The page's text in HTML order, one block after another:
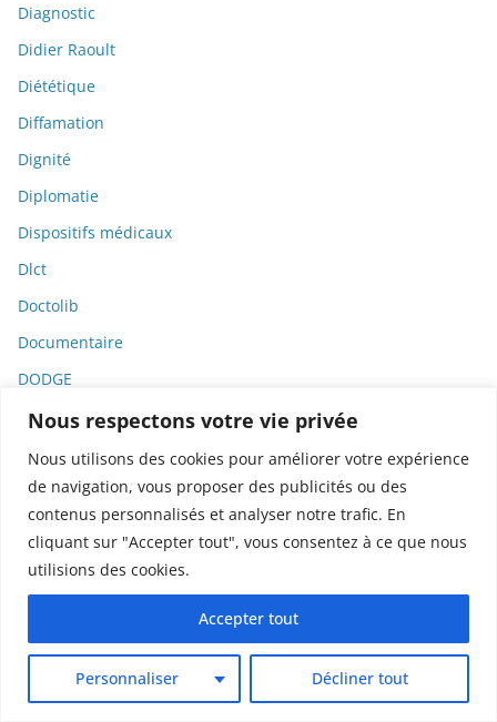
Nous respectons votre vie privée
Nous utilisons des cookies pour améliorer votre expérience
de navigation, vous proposer des publicités ou des
contenus personnalisés et analyser notre trafic. En
cliquant sur "Accepter tout", vous consentez à ce que nous
utilisions des cookies.
Personnaliser Décliner tout
Accepter tout
Diagnostic
Didier Raoult
Diététique
Diffamation
Dignité
Diplomatie
Dispositifs médicaux
Dlct
Doctolib
Documentaire
DODGE
Donald Trump
Dons
Doxxing
Droit
Droit de la consommation
Droit de la presse
Droit du travail
Droit international